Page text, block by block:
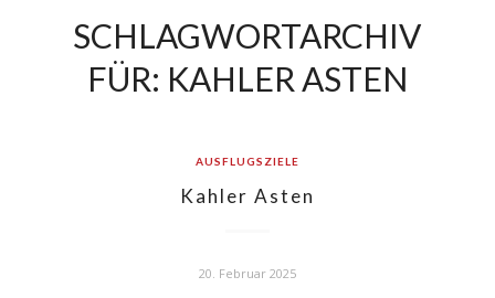
SCHLAGWORTARCHIV
FÜR: KAHLER ASTEN
AUSFLUGSZIELE
Kahler Asten
20. Februar 2025